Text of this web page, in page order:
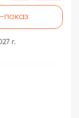
показ
г.